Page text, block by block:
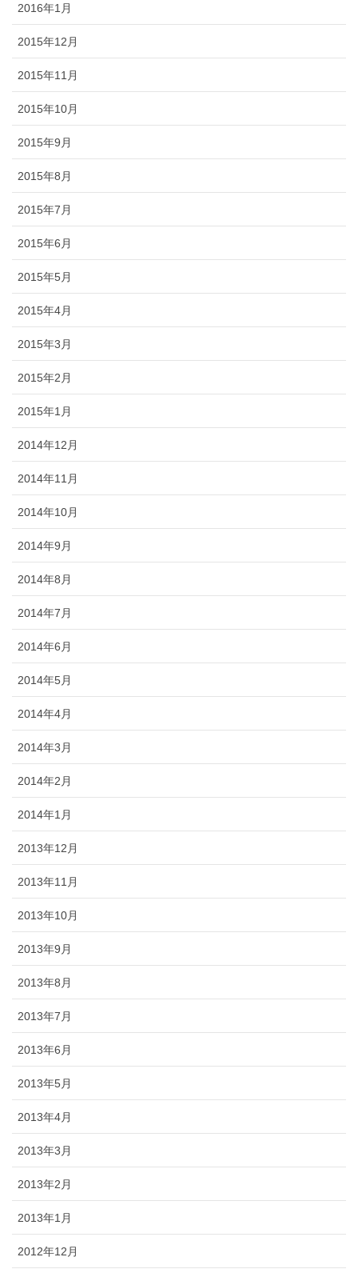
2016年1月
2015年12月
2015年11月
2015年10月
2015年9月
2015年8月
2015年7月
2015年6月
2015年5月
2015年4月
2015年3月
2015年2月
2015年1月
2014年12月
2014年11月
2014年10月
2014年9月
2014年8月
2014年7月
2014年6月
2014年5月
2014年4月
2014年3月
2014年2月
2014年1月
2013年12月
2013年11月
2013年10月
2013年9月
2013年8月
2013年7月
2013年6月
2013年5月
2013年4月
2013年3月
2013年2月
2013年1月
2012年12月